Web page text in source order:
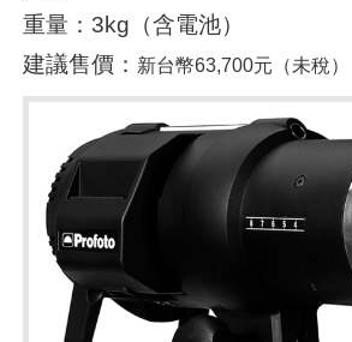
重量：3kg（含電池）
建議售價： 新台幣63,700元（未稅）